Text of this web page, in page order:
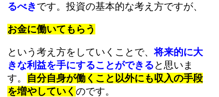
るべきです。投資の基本的な考え方ですが、
お金に働いてもらう
という考え方をしていくことで、将来的に大
きな利益を手にすることができると思いま
す。 自分自身が働くこと以外にも収入の手段
を増やしていく のです。